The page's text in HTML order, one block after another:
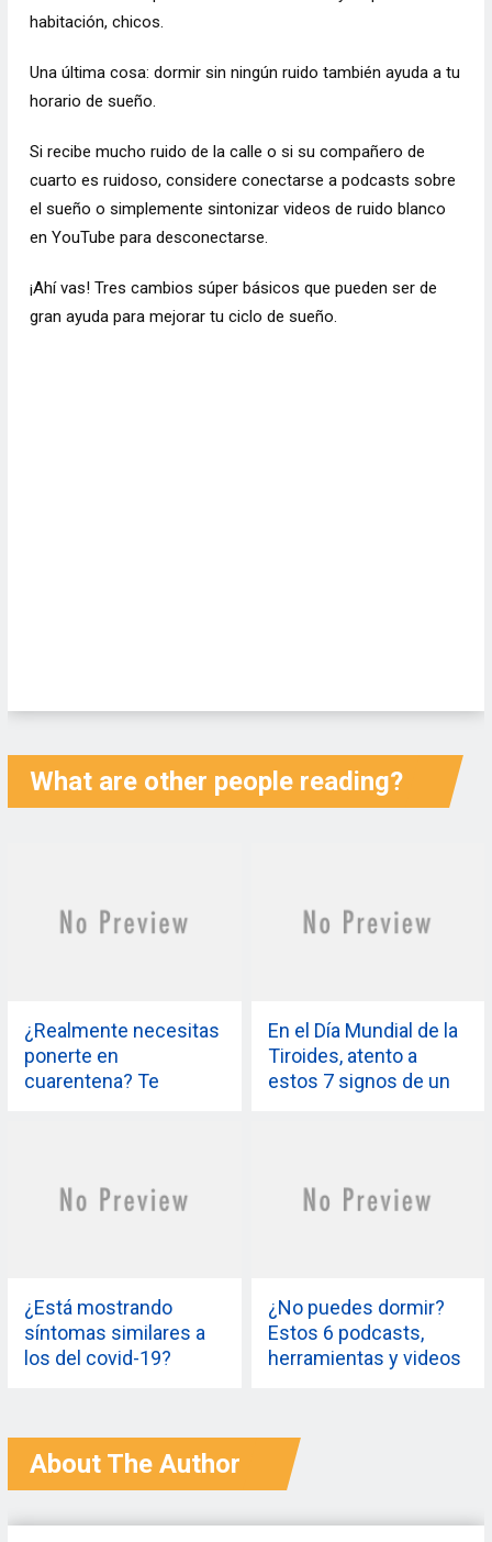
habitación, chicos.
Una última cosa: dormir sin ningún ruido también ayuda a tu
horario de sueño.
Si recibe mucho ruido de la calle o si su compañero de
cuarto es ruidoso, considere conectarse a podcasts sobre
el sueño o simplemente sintonizar videos de ruido blanco
en YouTube para desconectarse.
¡Ahí vas! Tres cambios súper básicos que pueden ser de
gran ayuda para mejorar tu ciclo de sueño.
What are other people reading?
¿Realmente necesitas
ponerte en
cuarentena? Te
En el Día Mundial de la
Tiroides, atento a
estos 7 signos de un
¿Está mostrando
síntomas similares a
los del covid-19?
¿No puedes dormir?
Estos 6 podcasts,
herramientas y videos
sueño
About The Author